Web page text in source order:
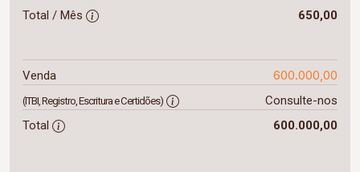
Total / Mês
650,00
Venda 600.000,00
(ITBI, Registro, Escritura e Certidões)
Consulte-nos
Total
600.000,00